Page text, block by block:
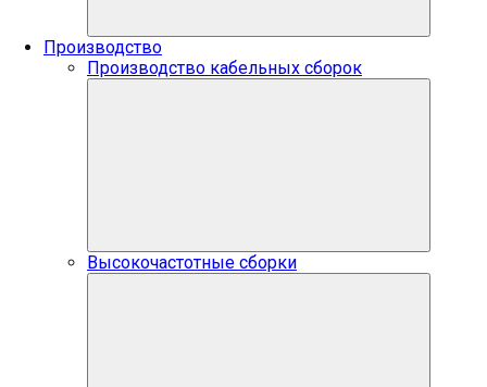
Производство
Производство кабельных сборок
Высокочастотные сборки